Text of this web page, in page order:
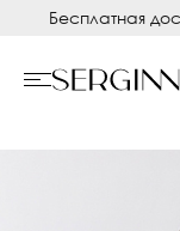
Бесплатная